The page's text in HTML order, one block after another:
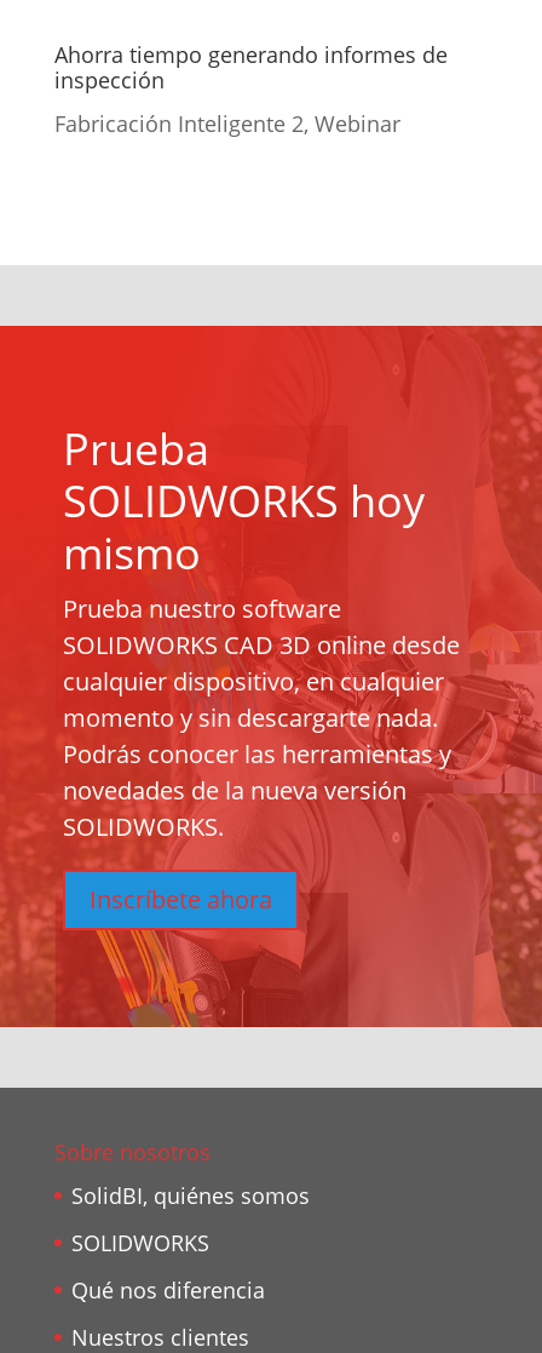
Ahorra tiempo generando informes de
inspección
Fabricación Inteligente 2, Webinar
Prueba
SOLIDWORKS hoy
mismo
Prueba nuestro software
SOLIDWORKS CAD 3D online desde
cualquier dispositivo, en cualquier
momento y sin descargarte nada.
Podrás conocer las herramientas y
novedades de la nueva versión
SOLIDWORKS.
Inscríbete ahora
Sobre nosotros
SolidBI, quiénes somos
SOLIDWORKS
Qué nos diferencia
Nuestros clientes